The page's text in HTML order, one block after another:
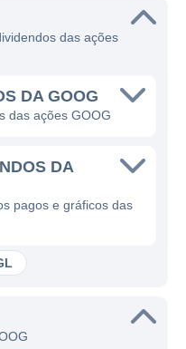
das ações
DA GOOG
das ações GOOG
DA
pagos e gráficos das